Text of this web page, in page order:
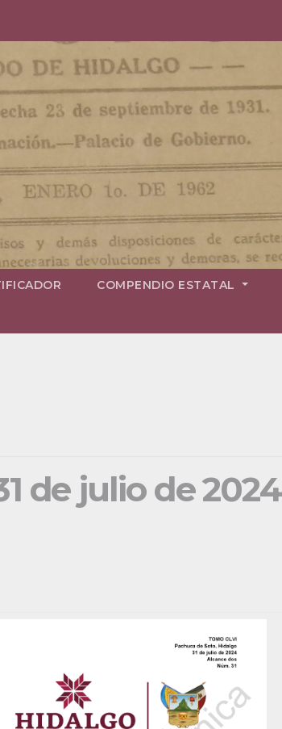
COMPENDIO ESTATAL
de julio de 2024